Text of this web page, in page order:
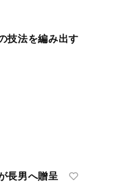
法を編み出す
長男へ贈呈